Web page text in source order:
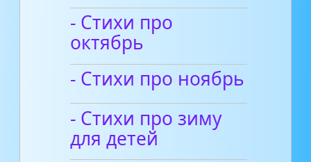
- Стихи про
октябрь
- Стихи про ноябрь
- Стихи про зиму
для детей